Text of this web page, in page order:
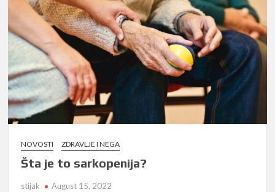
NOVOSTI ZDRAVLJE I NEGA
Šta je to sarkopenija?
stijak August 15, 2022